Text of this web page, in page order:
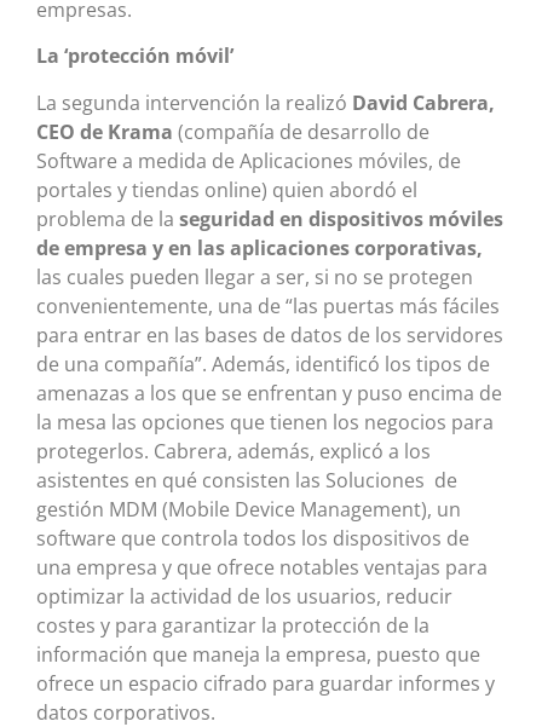
empresas.
La ‘protección móvil’
La segunda intervención la realizó David Cabrera,
CEO de Krama (compañía de desarrollo de
Software a medida de Aplicaciones móviles, de
portales y tiendas online) quien abordó el
problema de la seguridad en dispositivos móviles
de empresa y en las aplicaciones corporativas,
las cuales pueden llegar a ser, si no se protegen
convenientemente, una de “las puertas más fáciles
para entrar en las bases de datos de los servidores
de una compañía”. Además, identificó los tipos de
amenazas a los que se enfrentan y puso encima de
la mesa las opciones que tienen los negocios para
protegerlos. Cabrera, además, explicó a los
asistentes en qué consisten las Soluciones de
gestión MDM (Mobile Device Management), un
software que controla todos los dispositivos de
una empresa y que ofrece notables ventajas para
optimizar la actividad de los usuarios, reducir
costes y para garantizar la protección de la
información que maneja la empresa, puesto que
ofrece un espacio cifrado para guardar informes y
datos corporativos.